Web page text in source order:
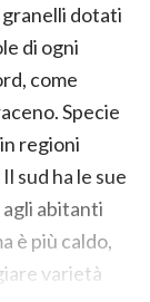
dotati
di ogni
come
Specie
regioni
sud ha le sue
abitanti
è più caldo,
varietà